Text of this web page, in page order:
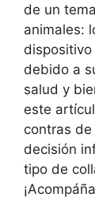
de un
animales:
debido a
salud y
este
contras
decisión
tipo de